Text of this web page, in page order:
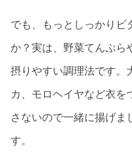
でも、もっとしっかりビ
か？実は、野菜てんぷら
摂りやすい調理法です。
カ、モロヘイヤなど衣を
さないので一緒に揚げま
す。